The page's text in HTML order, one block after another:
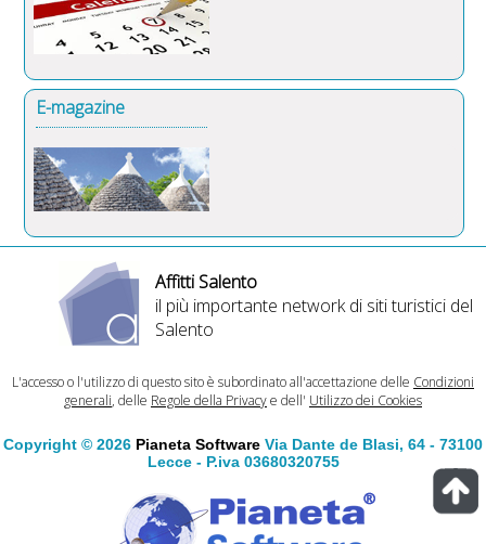
E-magazine
Affitti Salento
il più importante network di siti turistici del
Salento
L'accesso o l'utilizzo di questo sito è subordinato all'accettazione delle Condizioni
generali, delle Regole della Privacye dell' Utilizzo dei Cookies
Copyright © 2026 Pianeta Software Via Dante de Blasi, 64 - 73100
Lecce - P.iva 03680320755